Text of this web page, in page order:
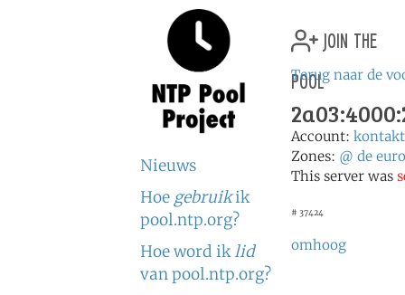
Nieuws
Hoe gebruikik
pool.ntp.org?
Hoe word iklid
van pool.ntp.org?
join the
pool
Terug naar de
Account:
Zones: @ de
This server was
# 37424
omhoog